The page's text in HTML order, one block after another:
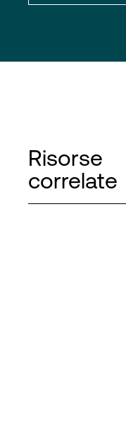
Risorse
correlate